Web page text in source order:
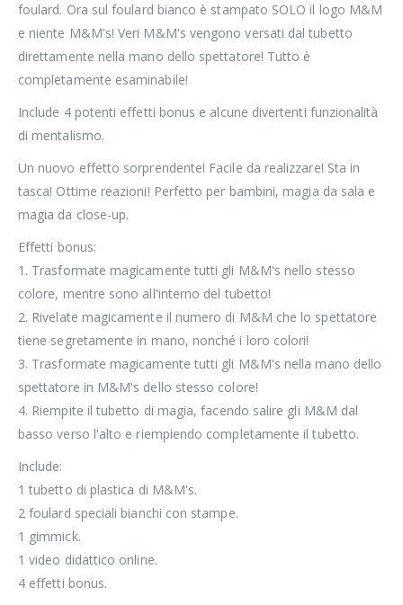
foulard. Ora sul foulard bianco è stampato SOLO il logo M&M
e niente M&M's! Veri M&M's vengono versati dal tubetto
direttamente nella mano dello spettatore! Tutto è
completamente esaminabile!
Include 4 potenti effetti bonus e alcune divertenti funzionalità
di mentalismo.
Un nuovo effetto sorprendente! Facile da realizzare! Sta in
tasca! Ottime reazioni! Perfetto per bambini, magia da sala e
magia da close-up.
Effetti bonus:
1. Trasformate magicamente tutti gli M&M's nello stesso
colore, mentre sono all'interno del tubetto!
2. Rivelate magicamente il numero di M&M che lo spettatore
tiene segretamente in mano, nonché i loro colori!
3. Trasformate magicamente tutti gli M&M's nella mano dello
spettatore in M&M's dello stesso colore!
4. Riempite il tubetto di magia, facendo salire gli M&M dal
basso verso l'alto e riempiendo completamente il tubetto.
Include:
1 tubetto di plastica di M&M's.
2 foulard speciali bianchi con stampe.
1 gimmick.
1 video didattico online.
4 effetti bonus.